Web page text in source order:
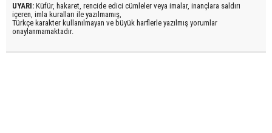
UYARI: Küfür, hakaret, rencide edici cümleler veya imalar, inançlara saldırı
içeren, imla kuralları ile yazılmamış,
Türkçe karakter kullanılmayan ve büyük harflerle yazılmış yorumlar
onaylanmamaktadır.